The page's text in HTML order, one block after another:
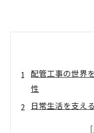
配管工事の世界
性
日常生活を支え
新しい技術と共